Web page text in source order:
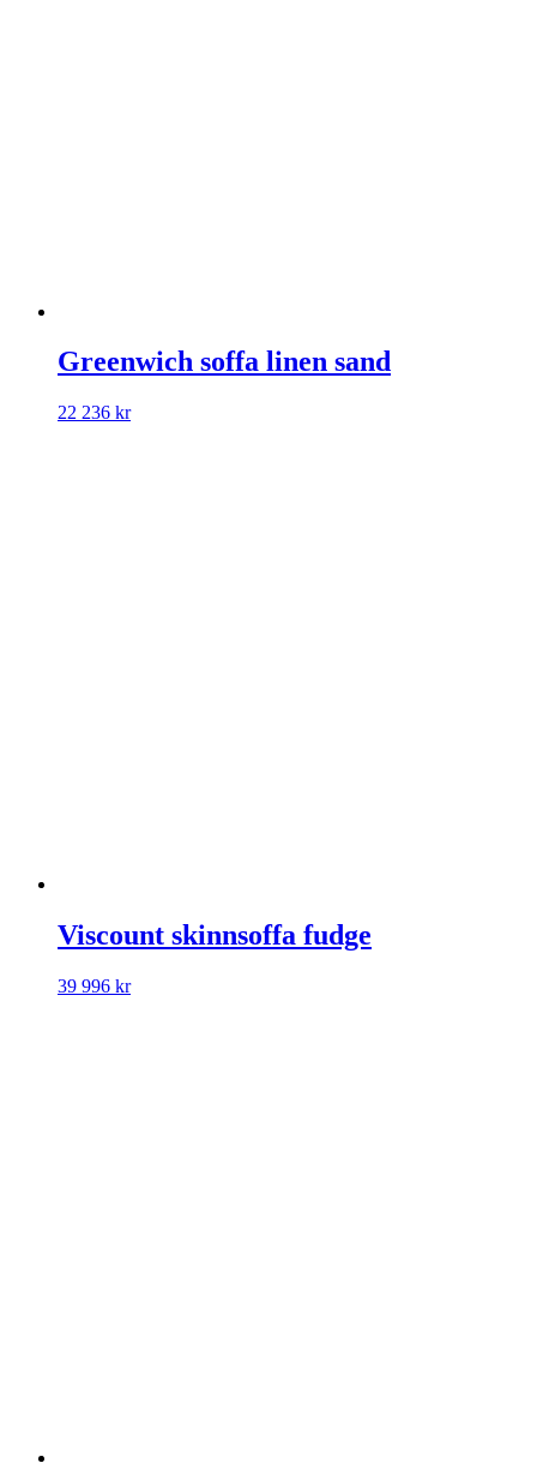
Greenwich soffa linen sand
22 236 kr
Viscount skinnsoffa fudge
39 996 kr